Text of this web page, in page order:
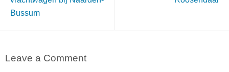
Bussum
Leave a Comment